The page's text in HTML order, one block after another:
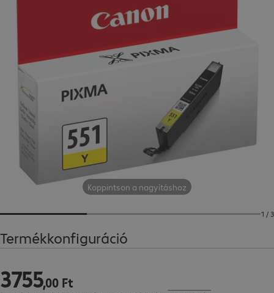
Koppintson a nagyításhoz
1 / 3
Termékkonfiguráció
3755,00 Ft
3755,00 Ft